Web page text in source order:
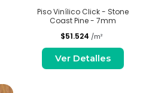
Piso Vinílico Click - Stone
Coast Pine - 7mm
$51.524 /m²
Ver Detalles